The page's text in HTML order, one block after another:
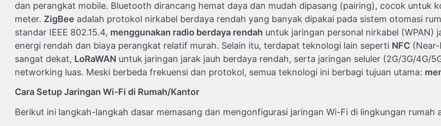
dan perangkat mobile. Bluetooth dirancang hemat daya dan mudah dipasang (pairing), cocok untuk
meter. ZigBee adalah protokol nirkabel berdaya rendah yang banyak dipakai pada sistem otomasi
standar IEEE 802.15.4, menggunakan radio berdaya rendah untuk jaringan personal nirkabel (WPAN)
energi rendah dan biaya perangkat relatif murah. Selain itu, terdapat teknologi lain seperti NFC
sangat dekat, LoRaWAN untuk jaringan jarak jauh berdaya rendah, serta jaringan seluler (2G/3G/4G/
networking luas. Meski berbeda frekuensi dan protokol, semua teknologi ini berbagi tujuan utama:
Cara Setup Jaringan Wi-Fi di Rumah/Kantor
Berikut ini langkah-langkah dasar memasang dan mengonfigurasi jaringan Wi-Fi di lingkungan rumah